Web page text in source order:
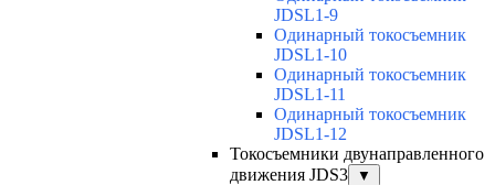
JDSL1-9
Одинарный токосъемник
JDSL1-10
Одинарный токосъемник
JDSL1-11
Одинарный токосъемник
JDSL1-12
Токосъемники двунаправленного
движения JDS3
▼